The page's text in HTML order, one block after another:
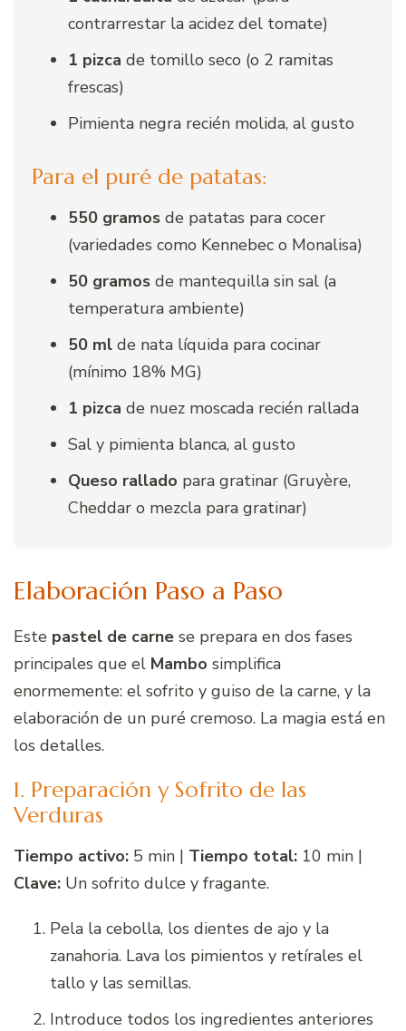
contrarrestar la acidez del tomate)
1 pizca de tomillo seco (o 2 ramitas
frescas)
Pimienta negra recién molida, al gusto
Para el puré de patatas:
550 gramos de patatas para cocer
(variedades como Kennebec o Monalisa)
50 gramos de mantequilla sin sal (a
temperatura ambiente)
50 ml de nata líquida para cocinar
(mínimo 18% MG)
1 pizca de nuez moscada recién rallada
Sal y pimienta blanca, al gusto
Queso rallado para gratinar (Gruyère,
Cheddar o mezcla para gratinar)
Elaboración Paso a Paso
Este pastel de carne se prepara en dos fases
principales que el Mambo simplifica
enormemente: el sofrito y guiso de la carne, y la
elaboración de un puré cremoso. La magia está en
los detalles.
1. Preparación y Sofrito de las
Verduras
Tiempo activo: 5 min | Tiempo total: 10 min |
Clave: Un sofrito dulce y fragante.
Pela la cebolla, los dientes de ajo y la
zanahoria. Lava los pimientos y retírales el
tallo y las semillas.
Introduce todos los ingredientes anteriores